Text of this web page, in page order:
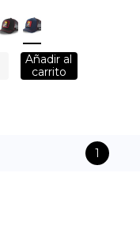
Añadir al
carrito
1